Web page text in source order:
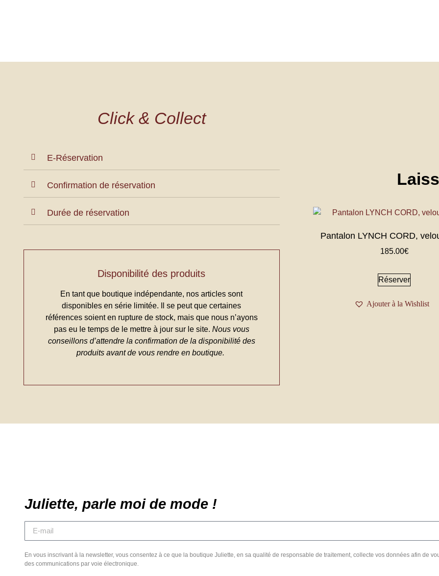
Click & Collect
E-Réservation
Confirmation de réservation
Durée de réservation
Disponibilité des produits
En tant que boutique indépendante, nos articles sont
disponibles en série limitée. Il se peut que certaines
références soient en rupture de stock, mais que nous n’ayons
pas eu le temps de le mettre à jour sur le site. Nous vous
conseillons d’attendre la confirmation de la disponibilité des
produits avant de vous rendre en boutique.
Pantalon LYNCH CORD,
185.00€
Réserver
Ajouter à la Wishlist
Juliette, parle moi de mode !
En vous inscrivant à la newsletter, vous consentez à ce que la boutique Juliette, en sa qualité de responsable de traitement, collecte vos données afin de
des communications par voie électronique.